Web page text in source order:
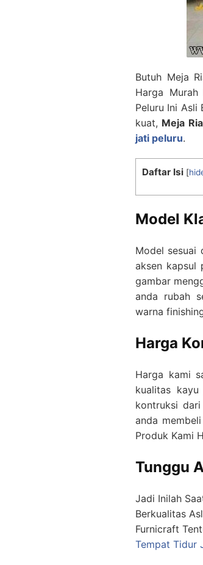
Butuh Meja
Harga
Peluru Ini Asli
kuat, Meja
jati peluru.
Daftar Isi [
Model
Model sesuai
aksen kapsul
gambar
anda rubah
warna
Harga
Harga kami
kualitas
kontruksi
anda
Produk Kami
Tunggu
Jadi Inilah
Berkualitas
Furnicraft
Tempat Tidur